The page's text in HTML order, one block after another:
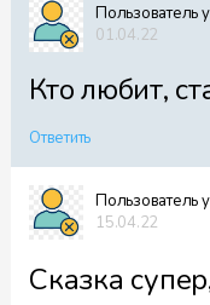
Пользователь
01.04.22
Кто любит,
Ответить
Пользователь
15.04.22
Сказка